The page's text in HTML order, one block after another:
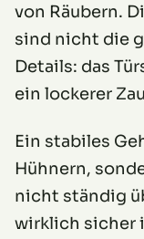
von Räubern.
sind nicht die
Details: das
ein lockerer
Ein stabiles
Hühnern,
nicht ständig
wirklich sicher